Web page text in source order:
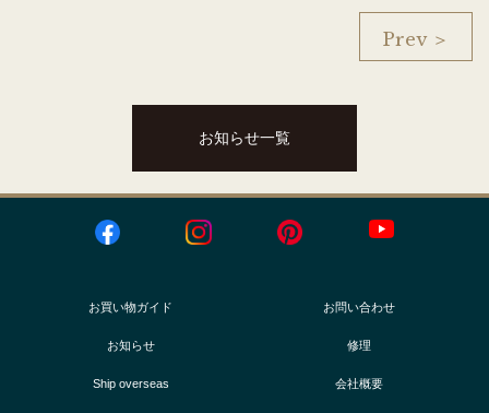
Prev ＞
お知らせ一覧
お買い物ガイド お問い合わせ
お知らせ 修理
Ship overseas 会社概要